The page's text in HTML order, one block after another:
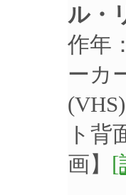
ル・
作年
ーカ
ト背
画】 [